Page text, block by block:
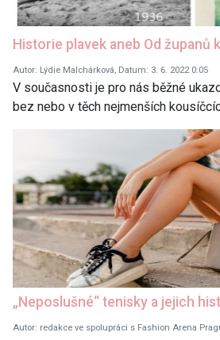
Historie plavek aneb Od županů
Autor: Lýdie Malchárková, Datum: 3. 6. 2022 0:05
V současnosti je pro nás běžné
bez nebo v těch nejmenších
„Neposlušné“ tenisky a jejich
Autor: redakce ve spolupráci s Fashion Arena